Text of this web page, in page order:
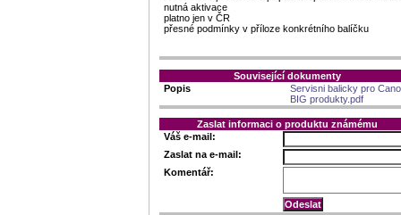
nutná aktivace
platno jen v ČR
přesné podmínky v příloze konkrétního balíčku
Související dokumenty
Popis
Servisni balicky pro
BIG produkty.pdf
Zaslat informaci o produktu známému
Váš e-mail:
Zaslat na e-mail:
Komentář: